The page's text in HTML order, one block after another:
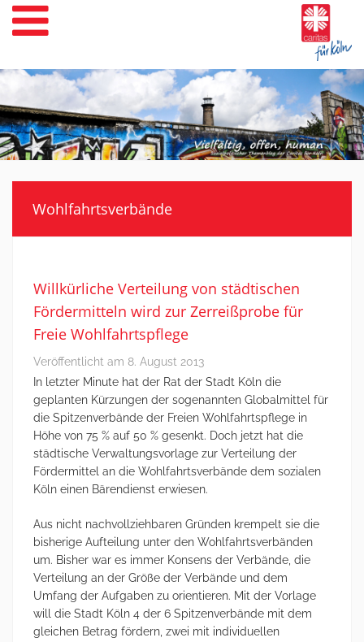
Weiter
zum
Inhalt
Wohlfahrtsverbände
Willkürliche Verteilung von städtischen
Fördermitteln wird zur Zerreißprobe für
Freie Wohlfahrtspflege
Veröffentlicht am 8. August 2013
In letzter Minute hat der Rat der Stadt Köln die
geplanten Kürzungen der sogenannten Globalmittel für
die Spitzenverbände der Freien Wohlfahrtspflege in
Höhe von 75 % auf 50 % gesenkt. Doch jetzt hat die
städtische Verwaltungsvorlage zur Verteilung der
Fördermittel an die Wohlfahrtsverbände dem sozialen
Köln einen Bärendienst erwiesen.
Aus nicht nachvollziehbaren Gründen krempelt sie die
bisherige Aufteilung unter den Wohlfahrtsverbänden
um. Bisher war es immer Konsens der Verbände, die
Verteilung an der Größe der Verbände und dem
Umfang der Aufgaben zu orientieren. Mit der Vorlage
will die Stadt Köln 4 der 6 Spitzenverbände mit dem
gleichen Betrag fördern, zwei mit individuellen